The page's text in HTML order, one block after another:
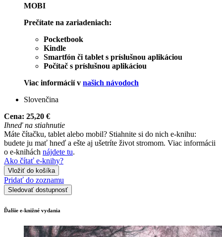
MOBI
Prečítate na zariadeniach:
Pocketbook
Kindle
Smartfón či tablet s príslušnou aplikáciou
Počítač s príslušnou aplikáciou
Viac informácií v našich návodoch
Slovenčina
Cena: 25,20 €
Ihneď na stiahnutie
Máte čítačku, tablet alebo mobil? Stiahnite si do nich e-knihu:
budete ju mať hneď a ešte aj ušetríte život stromom. Viac informácii
o e-knihách nájdete tu.
Ako čítať e-knihy?
Vložiť do košíka
Pridať do zoznamu
Sledovať dostupnosť
Ďalšie e-knižné vydania